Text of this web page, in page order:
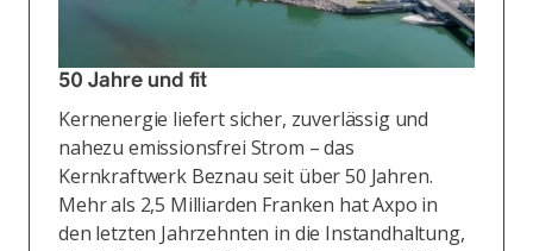
50 Jahre und fit
Kernenergie liefert sicher, zuverlässig und
nahezu emissionsfrei Strom – das
Kernkraftwerk Beznau seit über 50 Jahren.
Mehr als 2,5 Milliarden Franken hat Axpo in
den letzten Jahrzehnten in die Instandhaltung,